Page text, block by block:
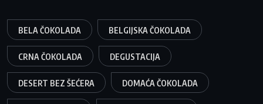
BELA ČOKOLADA BELGIJSKA ČOKOLADA
CRNA ČOKOLADA DEGUSTACIJA
DESERT BEZ ŠEĆERA DOMAĆA ČOKOLADA